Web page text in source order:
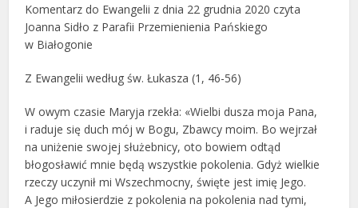
Komentarz do Ewangelii z dnia 22 grudnia 2020 czyta
Joanna Sidło z Parafii Przemienienia Pańskiego
w Białogonie
Z Ewangelii według św. Łukasza (1, 46-56)
W owym czasie Maryja rzekła: «Wielbi dusza moja Pana,
i raduje się duch mój w Bogu, Zbawcy moim. Bo wejrzał
na uniżenie swojej służebnicy, oto bowiem odtąd
błogosławić mnie będą wszystkie pokolenia. Gdyż wielkie
rzeczy uczynił mi Wszechmocny, święte jest imię Jego.
A Jego miłosierdzie z pokolenia na pokolenia nad tymi,